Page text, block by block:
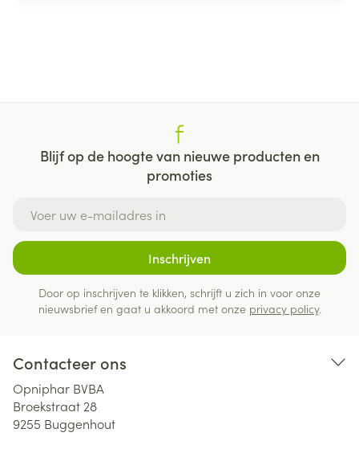
Blijf op de hoogte van nieuwe producten en
promoties
Inschrijven
Door op inschrijven te klikken, schrijft u zich in voor onze
nieuwsbrief en gaat u akkoord met onze privacy policy.
Contacteer ons
Opniphar BVBA
Broekstraat 28
9255 Buggenhout